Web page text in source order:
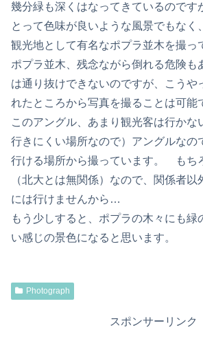
幾分緑も深くはなってきているのです
とって色味が良いような風景でもなく
観光地として有名なポプラ並木を撮
ポプラ並木、残念ながら倒れる危険も
は通り抜けできないのですが、こうや
れたところから写真を撮ることは可能
このアングル、あまり観光客は行かな
行きにくい場所なので）アングルなの
行ける場所から撮っています。 もち
（北大とは無関係）なので、関係者
には行けませんから…
もう少しすると、ポプラの木々にも緑
い感じの景色になると思います。
Photograph
スポンサーリンク